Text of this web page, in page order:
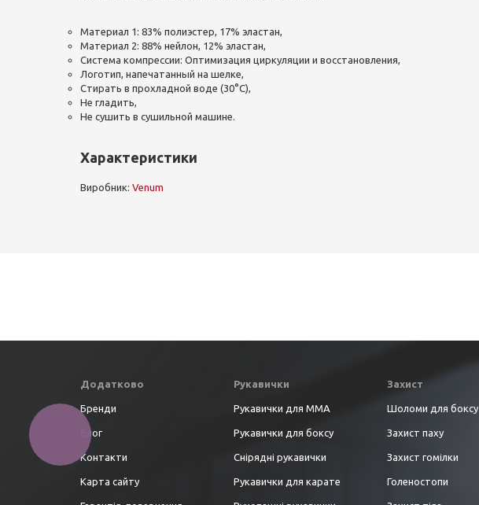
Материал 1: 83% полиэстер, 17% эластан,
Материал 2: 88% нейлон, 12% эластан,
Система компрессии: Оптимизация циркуляции и восстановления,
Логотип, напечатанный на шелке,
Стирать в прохладной воде (30°C),
Не гладить,
Не сушить в сушильной машине.
Характеристики
Виробник: Venum
Додатково
Бренди
Блог
Контакти
Карта сайту
Рукавички
Рукавички для ММА
Рукавички для боксу
Снірядні рукавички
Рукавички для карате
Захист
Шоломи для боксу
Захист паху
Захист гомілки
Голеностопи